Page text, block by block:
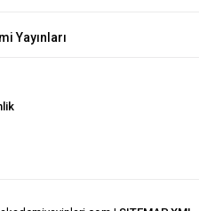
Yayınları